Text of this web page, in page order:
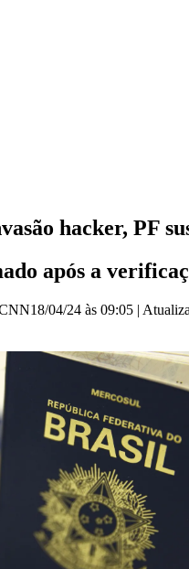
hacker, PF
após a
18/04/24 às 09:05 |